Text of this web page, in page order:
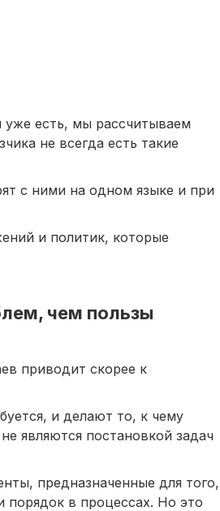
уже есть, мы рассчитываем
не всегда есть такие
с ними на одном языке и при
и политик, которые
чем пользы
приводит скорее к
и делают то, к чему
являются постановкой задач
предназначенные для того,
порядок в процессах. Но это